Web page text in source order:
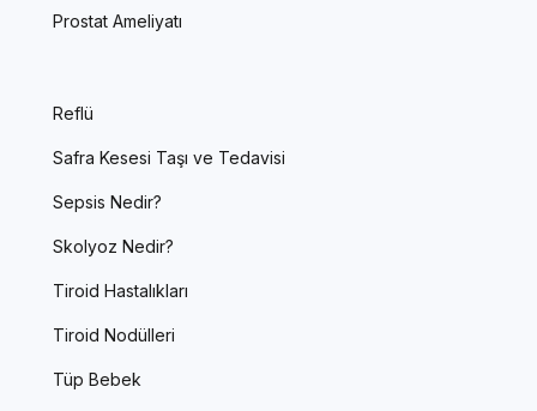
Prostat Ameliyatı
Reflü
Safra Kesesi Taşı ve Tedavisi
Sepsis Nedir?
Skolyoz Nedir?
Tiroid Hastalıkları
Tiroid Nodülleri
Tüp Bebek